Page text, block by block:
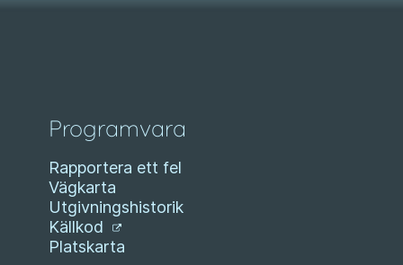
Programvara
Rapportera ett fel
Vägkarta
Utgivningshistorik
Källkod
Platskarta